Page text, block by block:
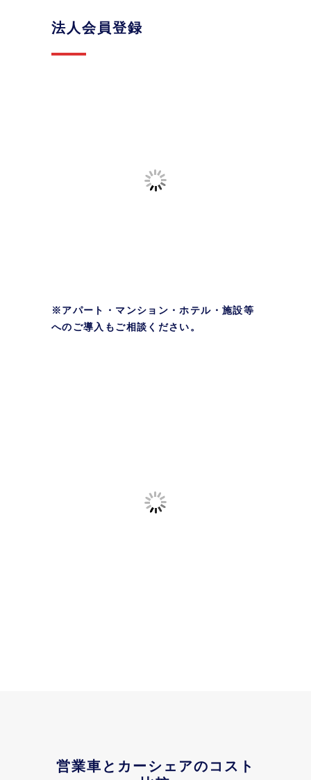
法人会員登録
※アパート・マンション・ホテル・施設等
へのご導入もご相談ください。
営業車とカーシェアのコスト